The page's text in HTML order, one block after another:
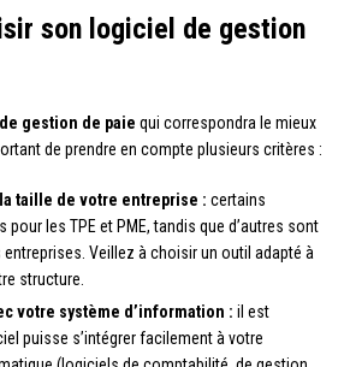
son logiciel de gestion
gestion de paie qui correspondra le mieux
de prendre en compte plusieurs critères :
taille de votre entreprise : certains
les TPE et PME, tandis que d’autres sont
Veillez à choisir un outil adapté à
structure.
votre système d’information : il est
puisse s’intégrer facilement à votre